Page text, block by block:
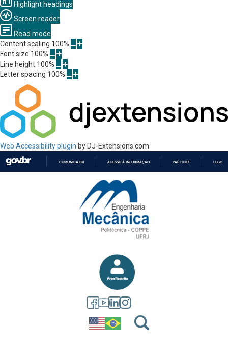
Highlight headings
Screen reader
Read mode
Content scaling 100%
Font size 100%
Line height 100%
Letter spacing 100%
Web Accessibility plugin by DJ-Extensions.com
PARA
CONTEÚDO
COMUNICA BR ACESSO À INFORMAÇÃO PARTICIPE